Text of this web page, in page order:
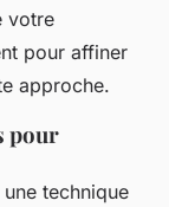
votre
pour affiner
approche.
pour
une technique